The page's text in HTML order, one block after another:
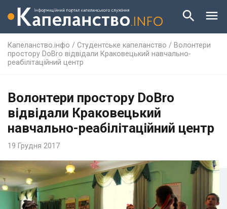
Капеланство.інфо / Студентське капеланство / Волонтери
простору DoBro відвідали Краковецький навчально-
реабілітаційний центр
Волонтери простору DoBro
відвідали Краковецький
навчально-реабілітаційний центр
19 Грудня 2017